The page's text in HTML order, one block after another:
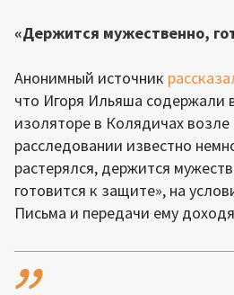
«Держится мужественно,
Анонимный источник
что Игоря Ильяша содержали
изоляторе в Колядичах
расследовании известно
растерялся, держится
готовится к защите», на
Письма и передачи ему
,,